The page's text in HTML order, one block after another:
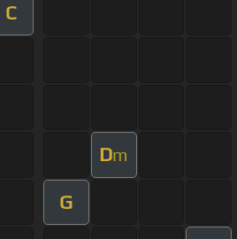
C
Dm
G